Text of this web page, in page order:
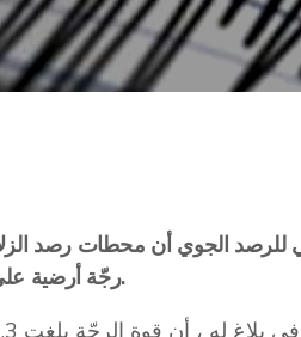
رجّة أرضية على الساعة التاسعة و44 دقيقة صباحا بالتوقيت المحلي.